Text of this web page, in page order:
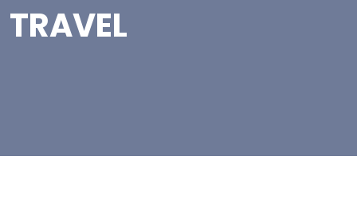
TRAVEL